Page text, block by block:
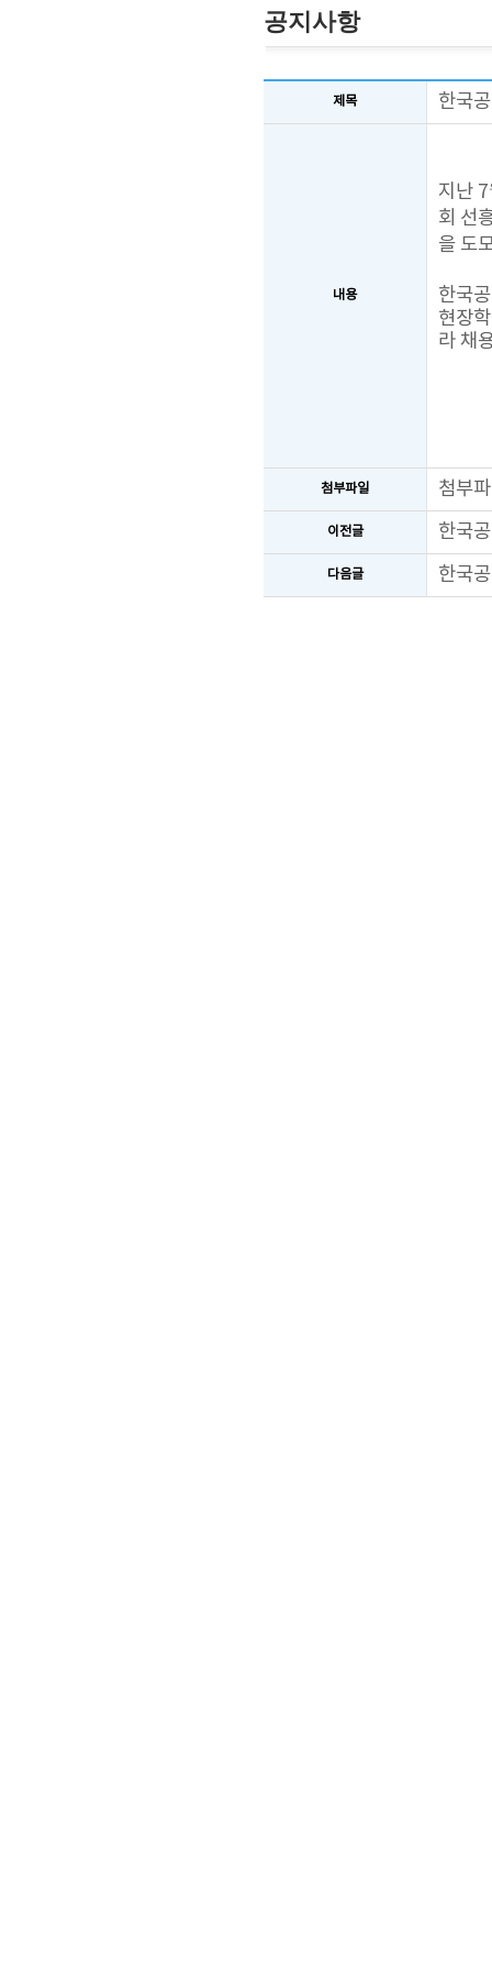
공지사항
제목 한국
내용
지난
회 선
을 도
한국
현장
라 채
첨부파일 첨부
이전글 한국
다음글 한국